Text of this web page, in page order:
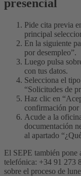
presencial
Pide cita previa
principal
En la siguiente
por desempleo”.
Luego pulsa
con tus datos.
Selecciona el
“Solicitudes de
Haz clic en
confirmación por
Acude a la
documentación
al apartado
El SEPE también pone
telefónica: +34 91 273
sobre el proceso de